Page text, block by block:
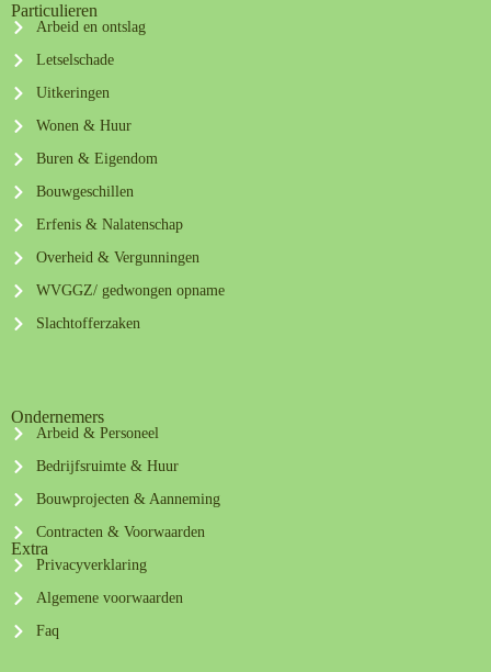
Particulieren
Arbeid en ontslag
Letselschade
Uitkeringen
Wonen & Huur
Buren & Eigendom
Bouwgeschillen
Erfenis & Nalatenschap
Overheid & Vergunningen
WVGGZ/ gedwongen opname
Slachtofferzaken
Ondernemers
Arbeid & Personeel
Bedrijfsruimte & Huur
Bouwprojecten & Aanneming
Contracten & Voorwaarden
Extra
Privacyverklaring
Algemene voorwaarden
Faq